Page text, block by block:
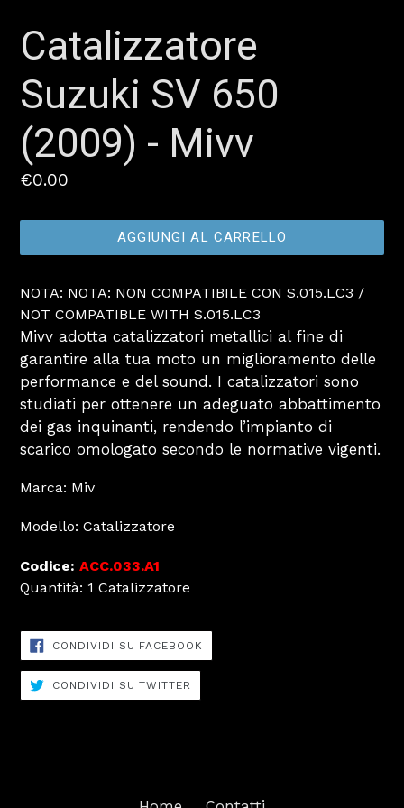
Catalizzatore
Suzuki SV 650
(2009) - Mivv
Prezzo
€0.00
AGGIUNGI AL CARRELLO
NOTA: NOTA: NON COMPATIBILE CON S.015.LC3 /
NOT COMPATIBLE WITH S.015.LC3
Mivv adotta catalizzatori metallici al fine di
garantire alla tua moto un miglioramento delle
performance e del sound. I catalizzatori sono
studiati per ottenere un adeguato abbattimento
dei gas inquinanti, rendendo l’impianto di
scarico omologato secondo le normative vigenti.
Marca: Miv
Modello: Catalizzatore
Codice: ACC.033.A1
Quantità: 1 Catalizzatore
CONDIVIDI SU FACEBOOK
FACEBOOK
CONDIVIDI SU TWITTER
TWITTER